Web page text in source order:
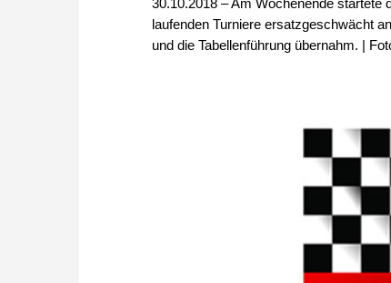
laufenden Turniere ersatzgeschwächt
und die Tabellenführung übernahm. |